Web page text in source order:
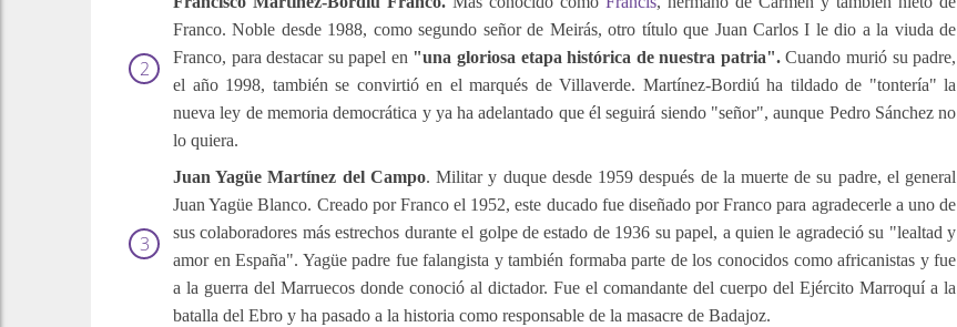
Franco. Noble desde 1988, como segundo señor de Meirás, otro título que Juan Carlos I le dio a la viuda de
Franco, para destacar su papel en "una gloriosa etapa histórica de nuestra patria".Cuando murió su padre,
el año 1998, también se convirtió en el marqués de Villaverde. Martínez-Bordiú ha tildado de "tontería" la
nueva ley de memoria democrática y ya ha adelantado que él seguirá siendo "señor", aunque Pedro Sánchez no
lo quiera.
Juan Yagüe Martínez del Campo. Militar y duque desde 1959 después de la muerte de su padre, el general
Juan Yagüe Blanco. Creado por Franco el 1952, este ducado fue diseñado por Franco para agradecerle a uno de
sus colaboradores más estrechos durante el golpe de estado de 1936 su papel, a quien le agradeció su "lealtad y
amor en España". Yagüe padre fue falangista y también formaba parte de los conocidos como africanistas y fue
a la guerra del Marruecos donde conoció al dictador. Fue el comandante del cuerpo del Ejército Marroquí a la
batalla del Ebro y ha pasado a la historia como responsable de la masacre de Badajoz.